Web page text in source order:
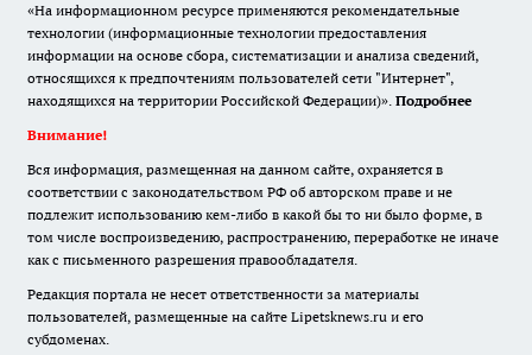
«На информационном ресурсе применяются рекомендательные
технологии (информационные технологии предоставления
информации на основе сбора, систематизации и анализа сведений,
относящихся к предпочтениям пользователей сети "Интернет",
находящихся на территории Российской Федерации)». Подробнее
Внимание!
Вся информация, размещенная на данном сайте, охраняется в
соответствии с законодательством РФ об авторском праве и не
подлежит использованию кем-либо в какой бы то ни было форме, в
том числе воспроизведению, распространению, переработке не иначе
как с письменного разрешения правообладателя.
Редакция портала не несет ответственности за материалы
пользователей, размещенные на сайте Lipetsknews.ru и его
субдоменах.